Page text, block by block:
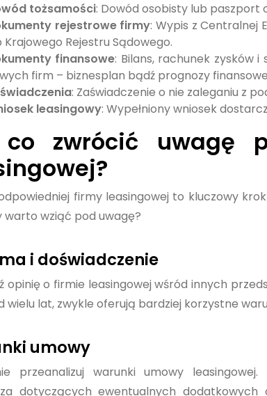
tożsamości: Dowód osobisty lub
rejestrowe firmy: Wypis z Centralnej
Krajowego Rejestru Sądowego.
finansowe: Bilans, rachunek zysków
firm – biznesplan bądź prognozy
: Zaświadczenie o nie zaleganiu z
leasingowy: Wypełniony wniosek
zwrócić uwagę
firmy leasingowej to kluczowy
warto wziąć pod uwagę?
i doświadczenie
opinię o firmie leasingowej wśród innych
wielu lat, zwykle oferują bardziej korzystne
umowy
przeanalizuj warunki umowy
dotyczących ewentualnych